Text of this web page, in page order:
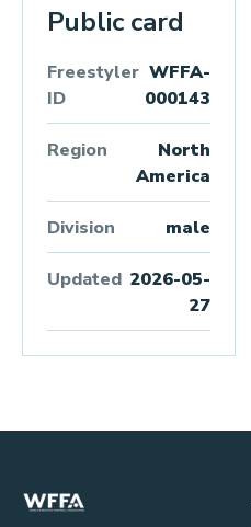
Public card
Freestyler
ID
WFFA-
000143
Region
North
America
Division male
Updated 2026-05-
27